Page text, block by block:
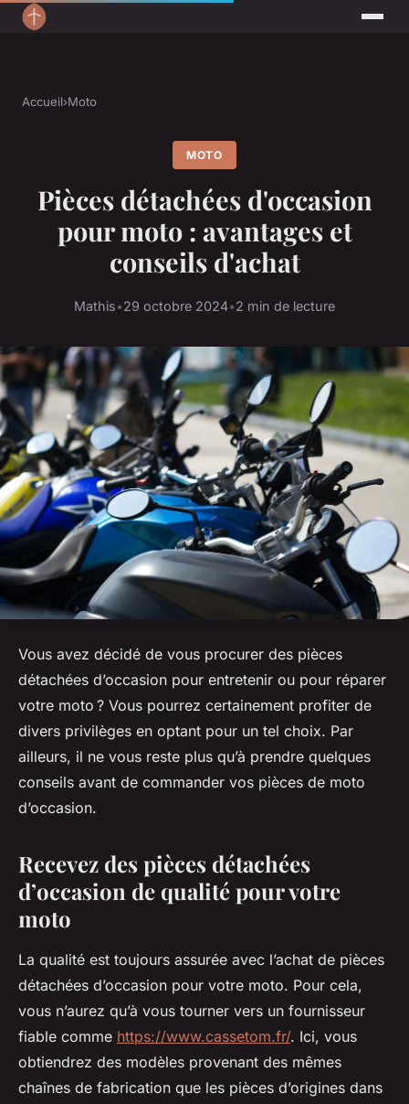
Accueil›Moto
MOTO
Pièces détachées d'occasion
pour moto : avantages et
conseils d'achat
Mathis•29 octobre 2024•2 min de lecture
Vous avez décidé de vous procurer des pièces
détachées d’occasion pour entretenir ou pour réparer
votre moto ? Vous pourrez certainement profiter de
divers privilèges en optant pour un tel choix. Par
ailleurs, il ne vous reste plus qu’à prendre quelques
conseils avant de commander vos pièces de moto
d’occasion.
Recevez des pièces détachées
d’occasion de qualité pour votre
moto
La qualité est toujours assurée avec l’achat de pièces
détachées d’occasion pour votre moto. Pour cela,
vous n’aurez qu’à vous tourner vers un fournisseur
fiable comme https://www.cassetom.fr/. Ici, vous
obtiendrez des modèles provenant des mêmes
chaînes de fabrication que les pièces d’origines dans